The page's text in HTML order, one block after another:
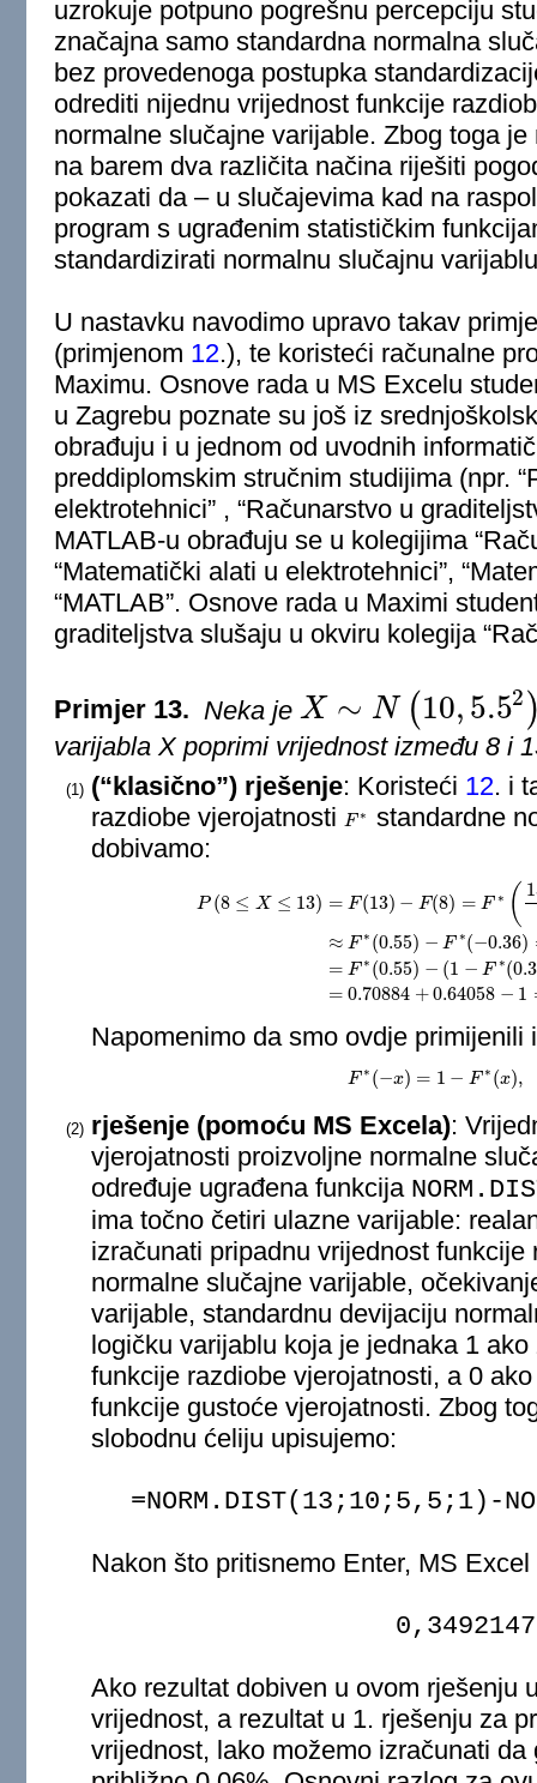
uzrokuje potpuno pogrešnu percepciju
značajna samo standardna normalna
bez provedenoga postupka
odrediti nijednu vrijednost funkcije
normalne slučajne varijable. Zbog toga
na barem dva različita načina riješiti
pokazati da – u slučajevima kad na
program s ugrađenim statističkim
standardizirati normalnu slučajnu
U nastavku navodimo upravo takav
(primjenom 12.), te koristeći računalne
Maximu. Osnove rada u MS Excelu
u Zagrebu poznate su još iz
obrađuju i u jednom od uvodnih
preddiplomskim stručnim studijima (npr.
elektrotehnici” , “Računarstvo u
MATLAB-u obrađuju se u kolegijima
“Matematički alati u elektrotehnici”,
“MATLAB”. Osnove rada u Maximi
graditeljstva slušaju u okviru kolegija
Primjer 13. Neka jeX ∼ N (10, 5.52
X∼ (10, 5.5 2)
varijabla X poprimi vrijednost između 8 i
(1) (“klasično”) rješenje: Koristeći 12. i
razdiobe vjerojatnosti F ∗
F∗ standardne
dobivamo:
P (8 ≤ X ≤ 13) = F(13) − F(8) = F ∗ (
≈ F ∗ (0.55) − F ∗(−0.36)
= F ∗ (0.55) − (1 − F ∗(
= 0.70884 +0.64058 − 1
(8) =F∗(13−105.5)−F ∗(8−10
Napomenimo da smo ovdje primijenili
F ∗ (−x) = 1 − F ∗ (x),
F∗ (−x)=1−F∗ (x),∀
(2) rješenje (pomoću MS Excela):
vjerojatnosti proizvoljne normalne
određuje ugrađena funkcija
ima točno četiri ulazne varijable:
izračunati pripadnu vrijednost funkcije
normalne slučajne varijable,
varijable, standardnu devijaciju
logičku varijablu koja je jednaka 1
funkcije razdiobe vjerojatnosti, a 0
funkcije gustoće vjerojatnosti. Zbog
slobodnu ćeliju upisujemo:
=NORM.DIST(13;10;5,5;1)-
Nakon što pritisnemo Enter, MS
Ako rezultat dobiven u ovom rješenju
vrijednost, a rezultat u 1. rješenju za
vrijednost, lako možemo izračunati